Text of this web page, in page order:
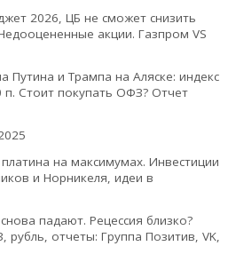
2026, ЦБ не сможет снизить
акции. Газпром VS
Путина и Трампа на Аляске: индекс
Стоит покупать ОФЗ? Отчет
на максимумах. Инвестиции
и Норникеля, идеи в
падают. Рецессия близко?
отчеты: Группа Позитив, VK,